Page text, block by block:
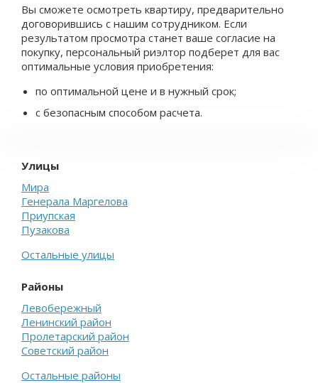
Вы сможете осмотреть квартиру, предварительно
договорившись с нашим сотрудником. Если
результатом просмотра станет ваше согласие на
покупку, персональный риэлтор подберет для вас
оптимальные условия приобретения:
по оптимальной цене и в нужный срок;
с безопасным способом расчета.
Улицы
Мира
Генерала Маргелова
Приупская
Пузакова
Остальные улицы
Районы
Левобережный
Ленинский район
Пролетарский район
Советский район
Остальные районы